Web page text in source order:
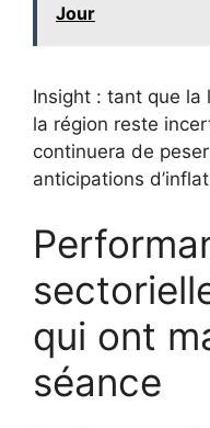
Jour
Insight : tant que
la région reste
continuera de peser
anticipations
qui ont
séance